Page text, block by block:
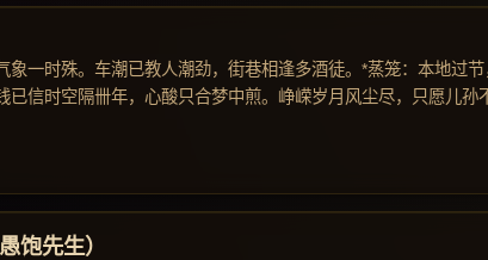
一时殊。车潮已教人潮劲，街巷相逢多酒徒。*蒸笼：本地过节
信时空隔卌年，心酸只合梦中煎。峥嵘岁月风尘尽，只愿儿孙
饱先生）